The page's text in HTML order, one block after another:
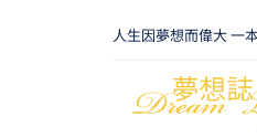
人生因夢想而偉大 一